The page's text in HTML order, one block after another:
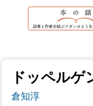
ドッペル
倉知淳